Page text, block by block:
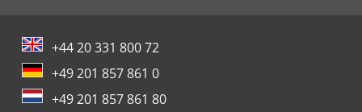
+44 20 331 800 72
+49 201 857 861 0
+49 201 857 861 80